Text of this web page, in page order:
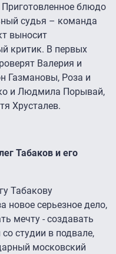
Приготовленное блюдо
судья – команда
выносит
критик. В первых
Валерия и
Газмановы, Роза и
и Людмила Порывай,
Хрусталев.
Табаков и его
Табакову
новое серьезное дело,
мечту - создавать
студии в подвале,
московский